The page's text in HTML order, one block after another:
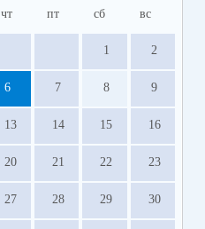
чт пт сб вс
1 2
6 7 8 9
13 14 15 16
20 21 22 23
27 28 29 30